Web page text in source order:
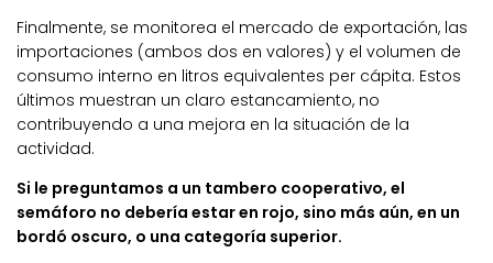
Finalmente, se monitorea el mercado de exportación, las
importaciones (ambos dos en valores) y el volumen de
consumo interno en litros equivalentes per cápita. Estos
últimos muestran un claro estancamiento, no
contribuyendo a una mejora en la situación de la
actividad.
Si le preguntamos a un tambero cooperativo, el
semáforo no debería estar en rojo, sino más aún, en un
bordó oscuro, o una categoría superior.